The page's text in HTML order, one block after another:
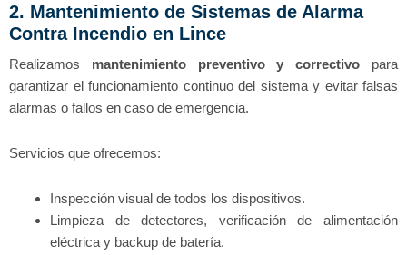
2. Mantenimiento de Sistemas de Alarma
Contra Incendio en Lince
Realizamos mantenimiento preventivo y correctivo para
garantizar el funcionamiento continuo del sistema y evitar falsas
alarmas o fallos en caso de emergencia.
Servicios que ofrecemos:
Inspección visual de todos los dispositivos.
Limpieza de detectores, verificación de alimentación
eléctrica y backup de batería.